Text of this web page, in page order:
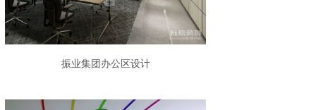
振业集团办公区设计